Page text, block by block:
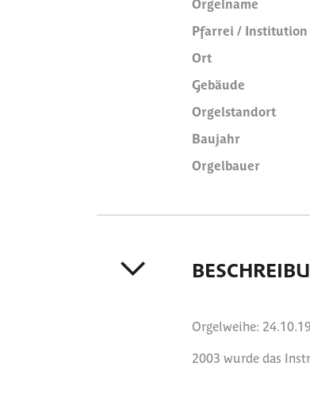
Orgelname
Pfarrei / Institution
Ort
Gebäude
Orgelstandort
Baujahr
Orgelbauer
Orgelweihe:
2003 wurde das